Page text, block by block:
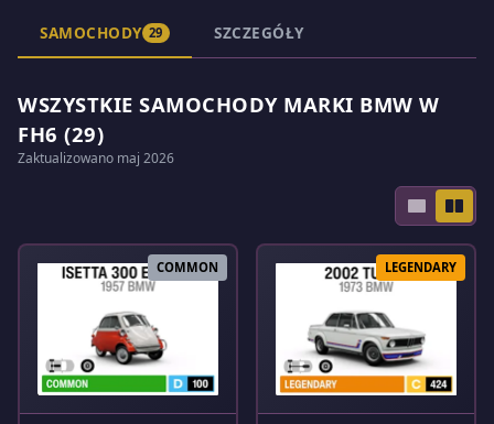
SAMOCHODY 29 SZCZEGÓŁY
WSZYSTKIE SAMOCHODY MARKI BMW W
FH6 (29)
Zaktualizowano maj 2026
COMMON LEGENDARY